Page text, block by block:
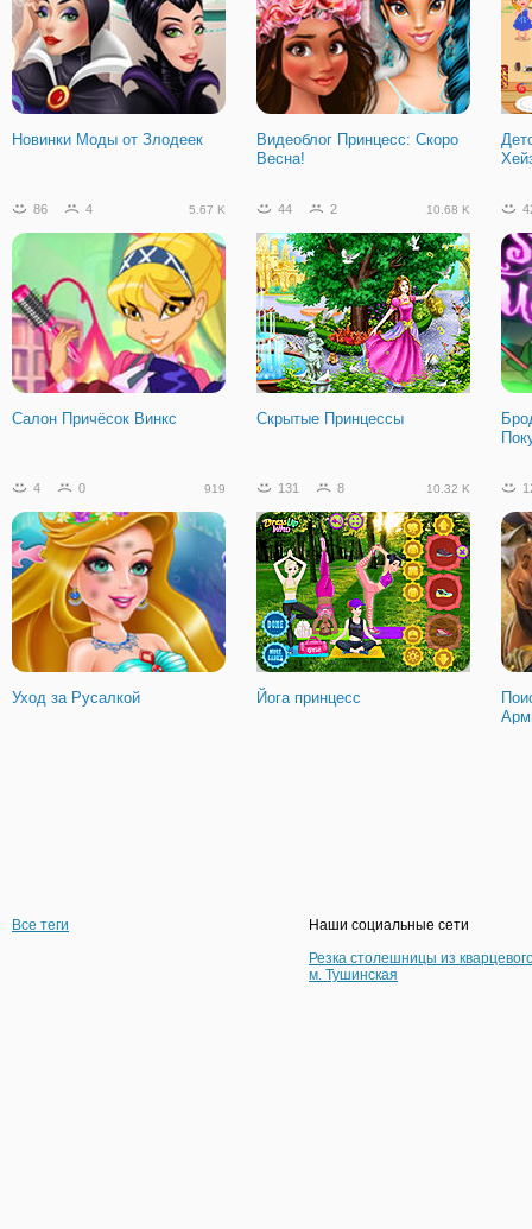
Новинки Моды от Злодеек
Видеоблог Принцесс: Скоро
Весна!
86 4 5.67 K
Салон Причёсок Винкс
44 2 10.68 K
Скрытые Принцессы
4 0 919
Уход за Русалкой
131 8 10.32 K
Йога принцесс
Все теги
Наши социальные сети
Резка столешницы из
м. Тушинская